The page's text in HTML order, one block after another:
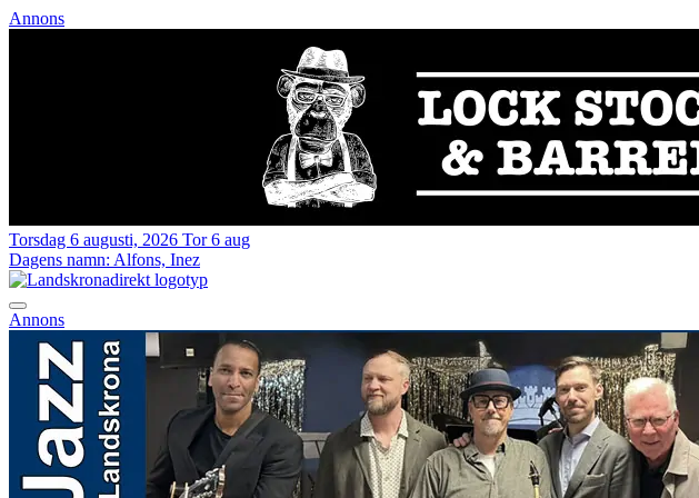
Annons
Torsdag 6 augusti, 2026 Tor 6 aug
Dagens namn: Alfons, Inez
Annons